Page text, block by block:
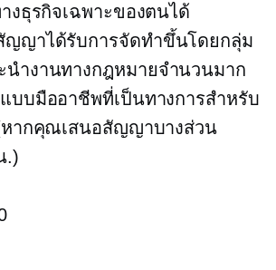
งธุรกิจเฉพาะของตนได้
ญญาได้รับการจัดทำขึ้นโดยกลุ่ม
ำงานทางกฎหมายจำนวนมาก
บบมืออาชีพที่เป็นทางการสำหรับ
ากคุณเสนอสัญญาบางส่วน
.)